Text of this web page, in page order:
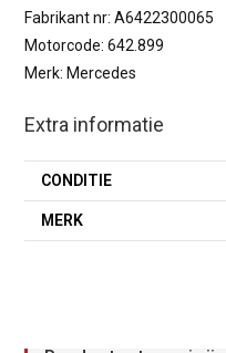
Fabrikant nr: A6422300065
Motorcode: 642.899
Merk: Mercedes
Extra informatie
CONDITIE
MERK